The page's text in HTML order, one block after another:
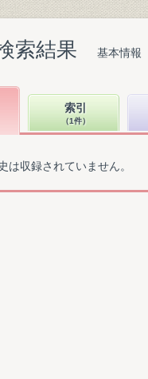
索結果 基本情報
索引
（1件）
は収録されていません。